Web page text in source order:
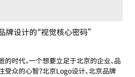
牌设计的“视觉核心密码”
时代，一个想要立足于北京的企业、品
众的心智？北京Logo设计、北京品牌